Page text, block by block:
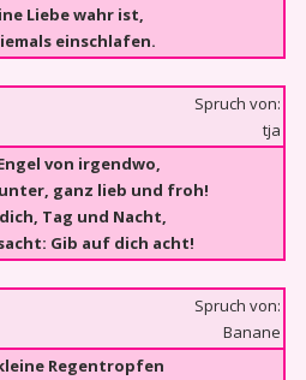
Liebe wahr ist,
einschlafen.
Spruch von:
tja
von irgendwo,
ganz lieb und froh!
Tag und Nacht,
Gib auf dich acht!
Spruch von:
Banane
Regentropfen